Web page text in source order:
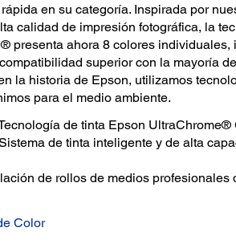
en su categoría. Inspirada por
calidad de impresión fotográfica, la
presenta ahora 8 colores
superior con la mayoría
la historia de Epson, utilizamos
para el medio ambiente.
de tinta Epson UltraChrome®
de tinta inteligente y de alta
de rollos de medios profesionales
Color